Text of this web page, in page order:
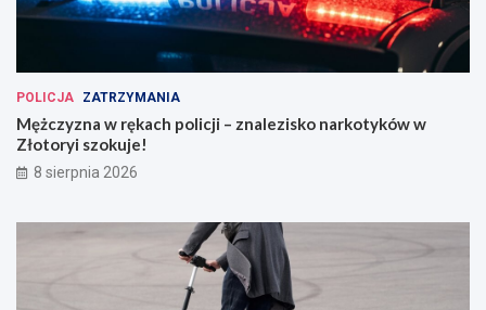
POLICJA ZATRZYMANIA
Mężczyzna w rękach policji – znalezisko narkotyków w
Złotoryi szokuje!
8 sierpnia 2026